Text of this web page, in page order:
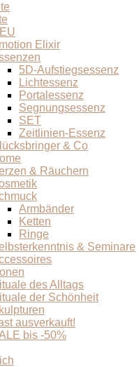
Elixir
5D-Aufstiegsessenz
Lichtessenz
Portalessenz
Segnungsessenz
SET
Zeitlinien-Essenz
& Co
& Räuchern
Armbänder
Ketten
Ringe
& Seminare
des Alltags
der Schönheit
ausverkauft!
bis -50%